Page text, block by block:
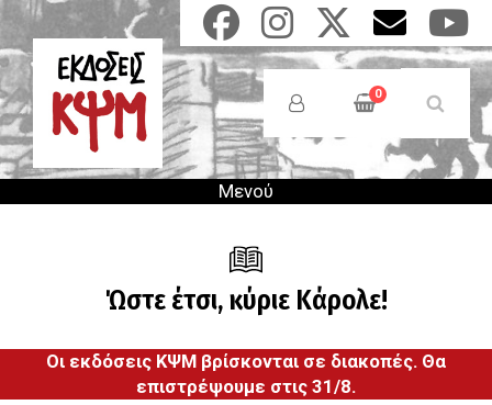
Παράκαμψη
προς
το
κυρίως
περιεχόμενο
Anonymous
Users
Menu
0
Μενού
Ώστε έτσι, κύριε Κάρολε!
Οι εκδόσεις ΚΨΜ βρίσκονται σε διακοπές. Θα
επιστρέψουμε στις 31/8.